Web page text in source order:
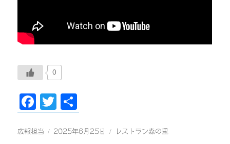
0
F
ac
eb
T
wi
tt
有
投
広報担当
投
2025年6月25日
カレストラン森の里